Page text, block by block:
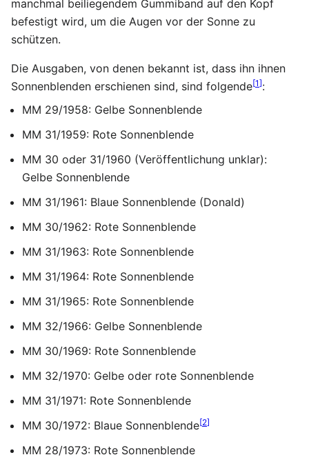
manchmal beiliegendem Gummiband auf den Kopf
befestigt wird, um die Augen vor der Sonne zu
schützen.
Die Ausgaben, von denen bekannt ist, dass ihn ihnen
Sonnenblenden erschienen sind, sind folgende[1]:
MM 29/1958: Gelbe Sonnenblende
MM 31/1959: Rote Sonnenblende
MM 30 oder 31/1960 (Veröffentlichung unklar):
Gelbe Sonnenblende
MM 31/1961: Blaue Sonnenblende (Donald)
MM 30/1962: Rote Sonnenblende
MM 31/1963: Rote Sonnenblende
MM 31/1964: Rote Sonnenblende
MM 31/1965: Rote Sonnenblende
MM 32/1966: Gelbe Sonnenblende
MM 30/1969: Rote Sonnenblende
MM 32/1970: Gelbe oder rote Sonnenblende
MM 31/1971: Rote Sonnenblende
MM 30/1972: Blaue Sonnenblende[2]
MM 28/1973: Rote Sonnenblende